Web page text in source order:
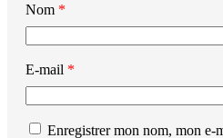
Nom *
E-mail *
Enregistrer mon nom, mon e-